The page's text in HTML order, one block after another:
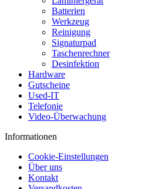
Batterien
Werkzeug
Reinigung
Signaturpad
Taschenrechner
Desinfektion
Hardware
Gutscheine
Used-IT
Telefonie
Video-Überwachung
Informationen
Cookie-Einstellungen
Über uns
Kontakt